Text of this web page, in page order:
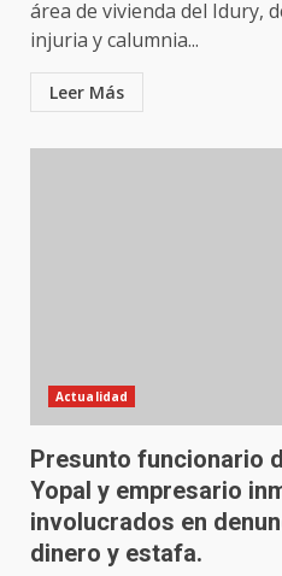
área de vivienda del Idury,
injuria y calumnia...
Leer Más
Actualidad
Presunto funcionario
Yopal y empresario
involucrados en
dinero y estafa.